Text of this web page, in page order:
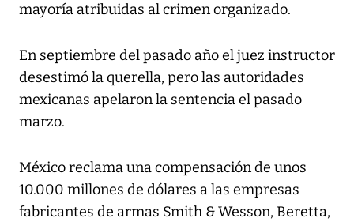
mayoría atribuidas al crimen organizado.
En septiembre del pasado año el juez instructor
desestimó la querella, pero las autoridades
mexicanas apelaron la sentencia el pasado
marzo.
México reclama una compensación de unos
10.000 millones de dólares a las empresas
fabricantes de armas Smith & Wesson, Beretta,